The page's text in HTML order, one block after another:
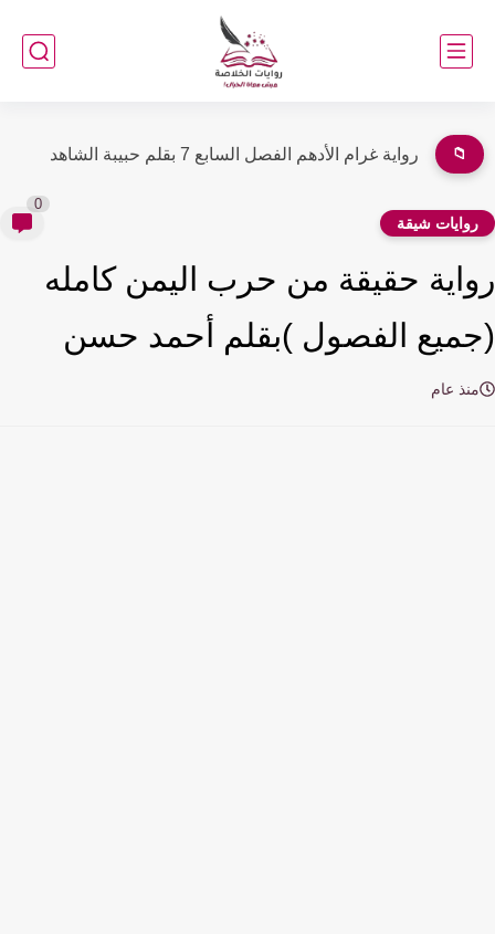
📁 رواية غرام الأدهم الفصل السابع 7 بقلم حبيبة الشاهد
شيقة
حقيقة من حرب اليمن كامله
الفصول )بقلم أحمد حسن
عام